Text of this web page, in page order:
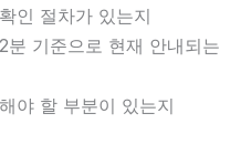
인 절차가 있는지
기준으로 현재 안내되는
야 할 부분이 있는지